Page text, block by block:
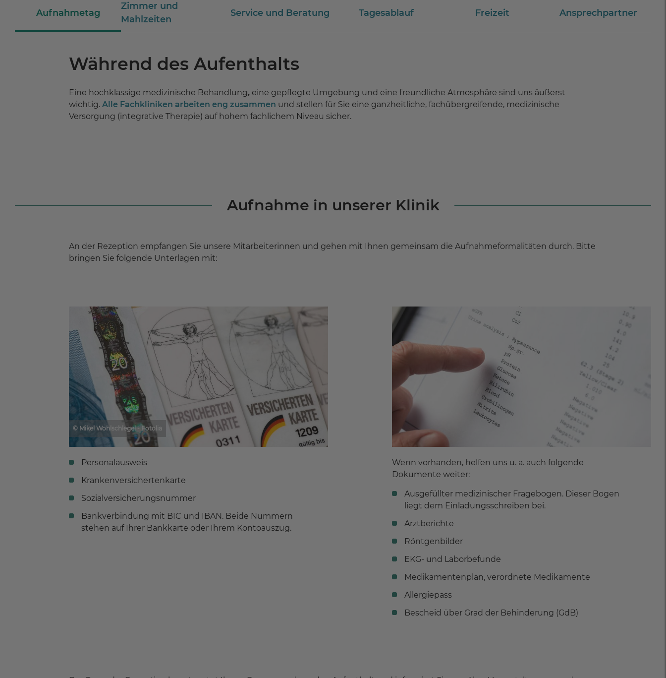
Aufnahmetag
Zimmer und
Mahlzeiten
Service und Beratung Tagesablauf Freizeit Ansprechpartner
Während des Aufenthalts
Eine hochklassige medizinische Behandlung, eine gepflegte Umgebung und eine freundliche Atmosphäre sind uns äußerst
wichtig. Alle Fachkliniken arbeiten eng zusammen und stellen für Sie eine ganzheitliche, fachübergreifende, medizinische
Versorgung (integrative Therapie) auf hohem fachlichem Niveau sicher.
Aufnahme in unserer Klinik
An der Rezeption empfangen Sie unsere Mitarbeiterinnen und gehen mit Ihnen gemeinsam die Aufnahmeformalitäten durch. Bitte
bringen Sie folgende Unterlagen mit:
© Mikel Wohlschlegel - Fotolia
Personalausweis
Krankenversichertenkarte
Sozialversicherungsnummer
Bankverbindung mit BIC und IBAN. Beide Nummern
stehen auf Ihrer Bankkarte oder Ihrem Kontoauszug.
Wenn vorhanden, helfen uns u. a. auch folgende
Dokumente weiter:
Ausgefüllter medizinischer Fragebogen. Dieser Bogen
liegt dem Einladungsschreiben bei.
Arztberichte
Röntgenbilder
EKG- und Laborbefunde
Medikamentenplan, verordnete Medikamente
Allergiepass
Bescheid über Grad der Behinderung (GdB)